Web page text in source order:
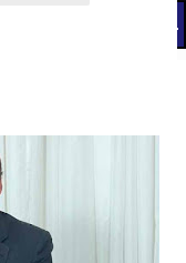
paritaria con estatales